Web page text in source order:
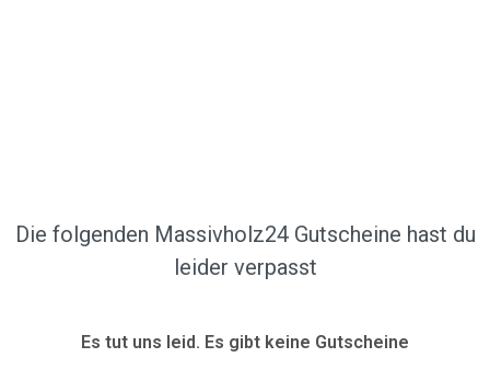
Die folgenden Massivholz24 Gutscheine hast du
leider verpasst
Es tut uns leid. Es gibt keine Gutscheine